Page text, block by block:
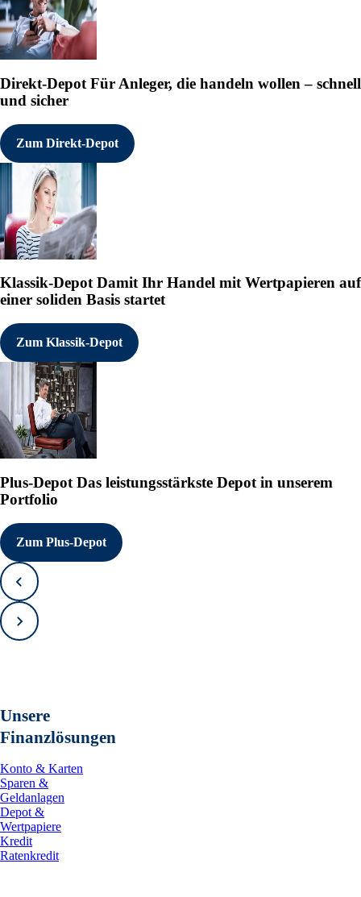
Direkt-Depot Für Anleger, die handeln wollen – schnell
und sicher
Zum Direkt-Depot
Klassik-DepotDamit Ihr Handel mit Wertpapieren auf
einer soliden Basis startet
Zum Klassik-Depot
Plus-Depot Das leistungsstärkste Depot in unserem
Portfolio
Zum Plus-Depot
Zurück
Vorwärts
Unsere
Finanzlösungen
Konto & Karten
Sparen &
Geldanlagen
Depot &
Wertpapiere
Kredit
Ratenkredit